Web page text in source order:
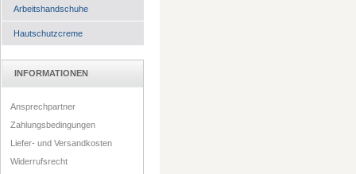
Arbeitshandschuhe
Hautschutzcreme
INFORMATIONEN
Ansprechpartner
Zahlungsbedingungen
Liefer- und Versandkosten
Widerrufsrecht